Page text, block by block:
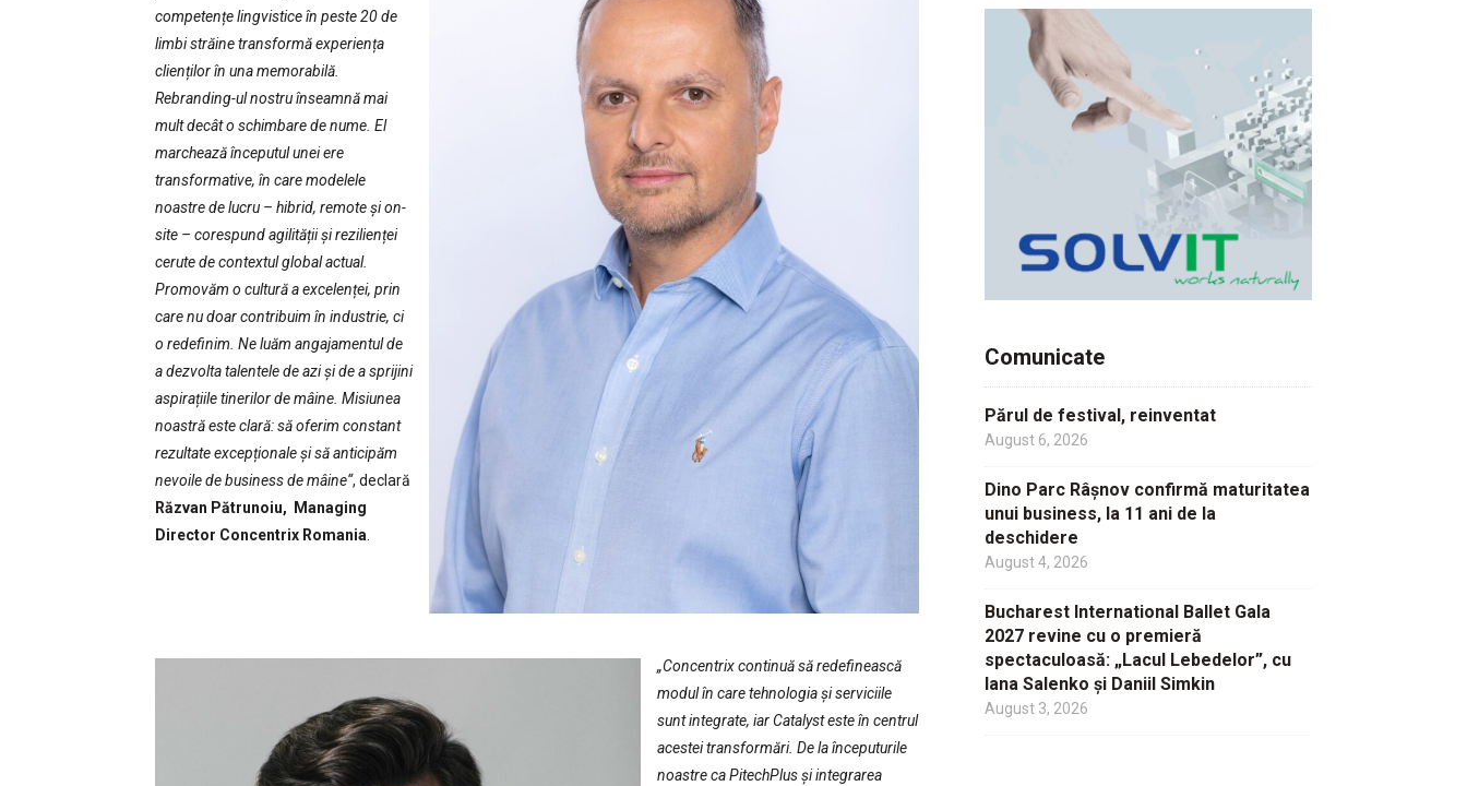
competențe lingvistice în peste 20 de
limbi străine transformă experiența
clienților în una memorabilă.
Rebranding-ul nostru înseamnă mai
mult decât o schimbare de nume. El
marchează începutul unei ere
transformative, în care modelele
noastre de lucru – hibrid, remote și on-
site – corespund agilității și rezilienței
cerute de contextul global actual.
Promovăm o cultură a excelenței, prin
care nu doar contribuim în industrie, ci
o redefinim. Ne luăm angajamentul de
a dezvolta talentele de azi și de a sprijini
aspirațiile tinerilor de mâine. Misiunea
noastră este clară: să oferim constant
rezultate excepționale și să anticipăm
nevoile de business de mâine“, declară
Răzvan Pătrunoiu,
Managing
Director Concentrix Romania.
„Concentrix continuă să redefinească
modul în care tehnologia și serviciile
sunt integrate, iar Catalyst este în centrul
acestei transformări. De la începuturile
noastre ca PitechPlus și integrarea
Comunicate
Părul de festival, reinventat
August 6, 2026
Dino Parc Râșnov confirmă maturitatea
unui business, la 11 ani de la
deschidere
August 4, 2026
Bucharest International Ballet Gala
2027 revine cu o premieră
spectaculoasă: „Lacul Lebedelor”, cu
Iana Salenko și Daniil Simkin
August 3, 2026